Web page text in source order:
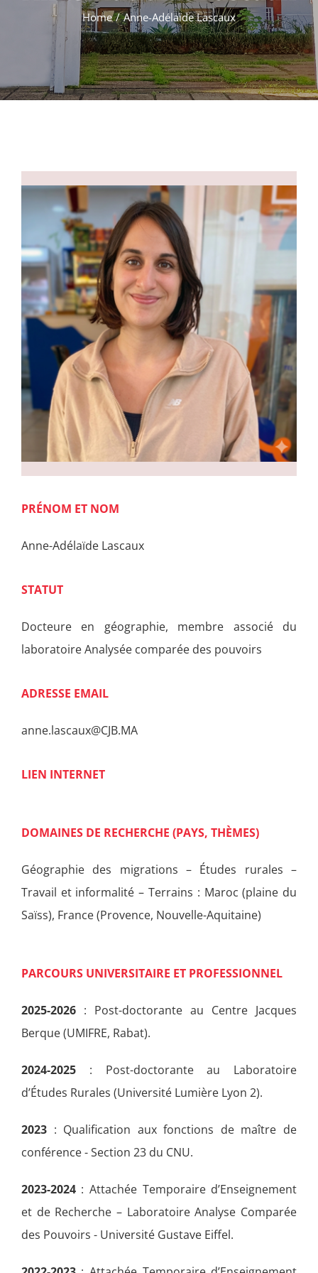
Évènements
Appels
Agenda
Home Anne-Adélaïde Lascaux
PRÉNOM ET NOM
Anne-Adélaïde Lascaux
STATUT
Docteure en géographie, membre associé du
laboratoire Analysée comparée des pouvoirs
ADRESSE EMAIL
anne.lascaux@CJB.MA
LIEN INTERNET
DOMAINES DE RECHERCHE (PAYS, THÈMES)
Géographie des migrations – Études rurales –
Travail et informalité – Terrains : Maroc (plaine du
Saïss), France (Provence, Nouvelle-Aquitaine)
PARCOURS UNIVERSITAIRE ET PROFESSIONNEL
2025-2026: Post-doctorante au Centre Jacques
Berque (UMIFRE, Rabat).
2024-2025: Post-doctorante au Laboratoire
d’Études Rurales (Université Lumière Lyon 2).
2023: Qualification aux fonctions de maître de
conférence - Section 23 du CNU.
2023-2024: Attachée Temporaire d’Enseignement
et de Recherche – Laboratoire Analyse Comparée
des Pouvoirs - Université Gustave Eiffel.